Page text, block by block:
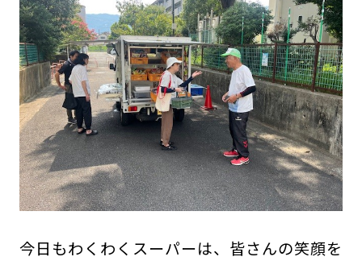
今日もわくわくスーパーは、皆さんの笑顔を